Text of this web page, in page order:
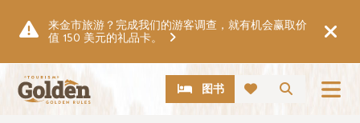
来金市旅游？完成我们的游客调查，就有机会赢取价
值 150 美元的礼品卡。
搜索
CTA图书